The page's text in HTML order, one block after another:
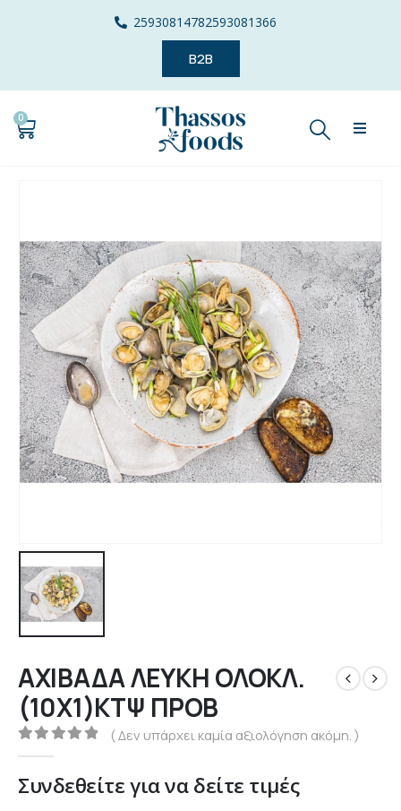
25930814782593081366
B2B
0
ΑΧΙΒΑΔΑ ΛΕΥΚΗ ΟΛΟΚΛ.
(10Χ1)ΚΤΨ ΠΡΟΒ
0out of 5
( Δεν υπάρχει καμία αξιολόγηση ακόμη. )
Συνδεθείτε για να δείτε τιμές